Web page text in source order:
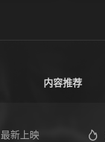
内容推荐
最新上映